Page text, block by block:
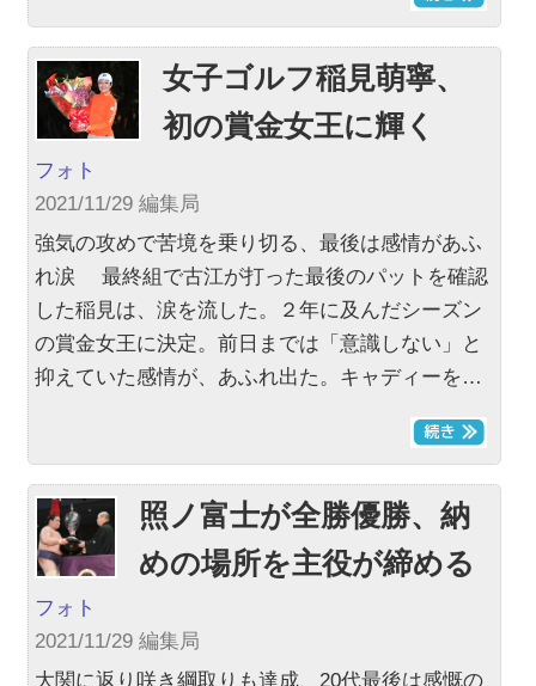
女子ゴルフ稲見萌寧、
初の賞金女王に輝く
フォト
2021/11/29 編集局
強気の攻めで苦境を乗り切る、最後は感情があふ
れ涙 最終組で古江が打った最後のパットを確認
した稲見は、涙を流した。２年に及んだシーズン
の賞金女王に決定。前日までは「意識しない」と
抑えていた感情が、あふれ出た。キャディーを…
照ノ富士が全勝優勝、納
めの場所を主役が締める
フォト
2021/11/29 編集局
大関に返り咲き綱取りも達成、20代最後は感慨の